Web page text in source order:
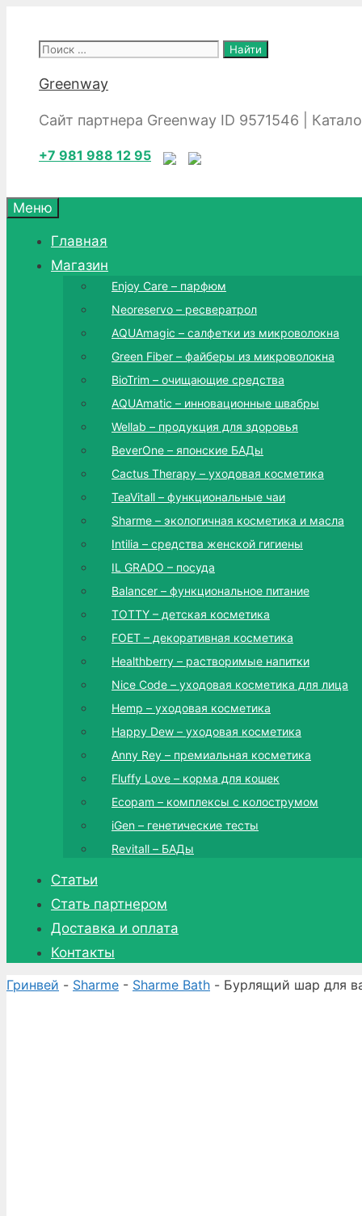
содержимому
Поиск:
Greenway
Сайт партнера Greenway ID 9571546 |
+7 981 988 12 95
Меню
Главная
Магазин
Enjoy Care – парфюм
Neoreservo – ресвератрол
AQUAmagic – салфетки из микроволокна
Green Fiber – файберы из микроволокна
BioTrim – очищающие средства
AQUAmatic – инновационные швабры
Wellab – продукция для здоровья
BeverOne – японские БАДы
Cactus Therapy – уходовая косметика
TeaVitall – функциональные чаи
Sharme – экологичная косметика и масла
Intilia – средства женской гигиены
IL GRADO – посуда
Balancer – функциональное питание
TOTTY – детская косметика
FOET – декоративная косметика
Healthberry – растворимые напитки
Nice Code – уходовая косметика для лица
Hemp – уходовая косметика
Happy Dew – уходовая косметика
Anny Rey – премиальная косметика
Fluffy Love – корма для кошек
Ecopam – комплексы с колострумом
iGen – генетические тесты
Revitall – БАДы
Статьи
Стать партнером
Доставка и оплата
Контакты
Гринвей - Sharme - Sharme Bath - Бурлящий шар для